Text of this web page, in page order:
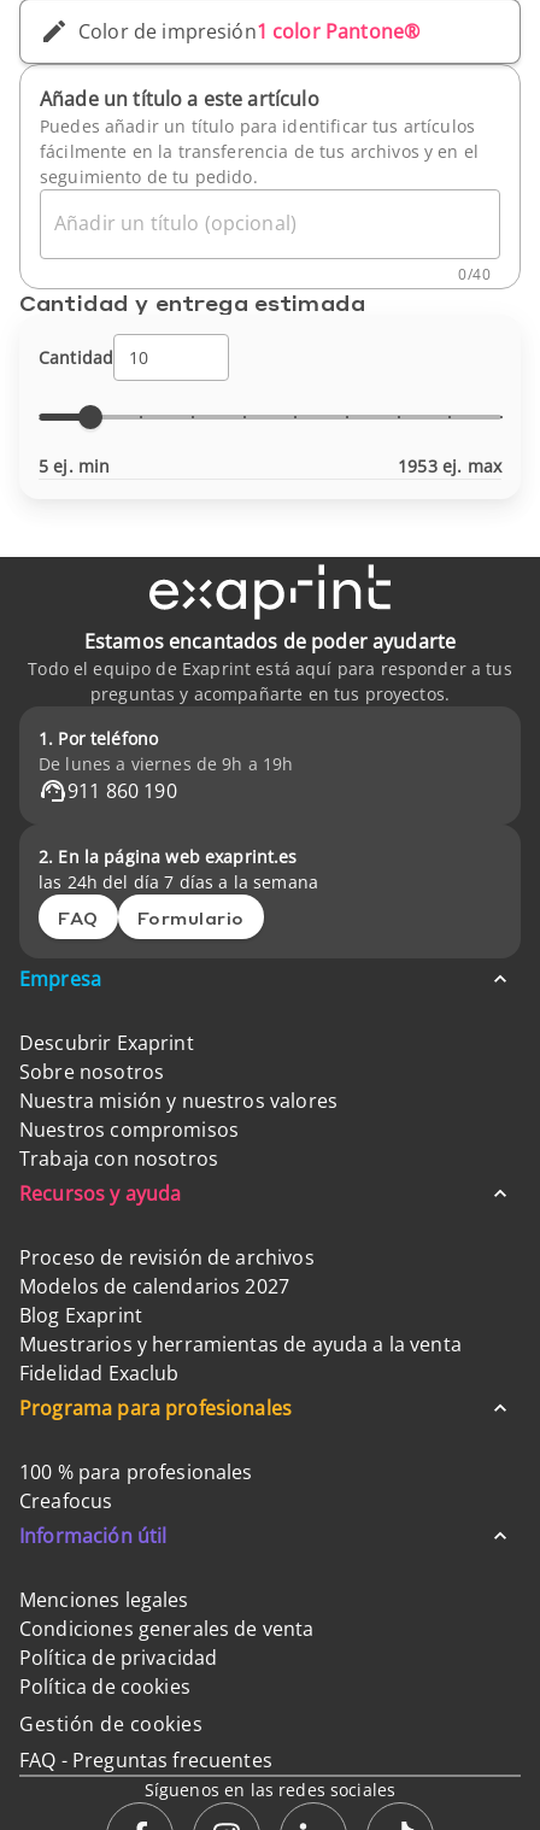
Color de impresión1 color Pantone®
Añade un título a este artículo
Puedes añadir un título para identificar tus artículos
fácilmente en la transferencia de tus archivos y en el
seguimiento de tu pedido.
Añadir un título (opcional)
0/40
Cantidad y entrega estimada
Cantidad
5 ej. min 1953 ej. max
Estamos encantados de poder ayudarte
Todo el equipo de Exaprint está aquí para responder a tus
preguntas y acompañarte en tus proyectos.
1. Por teléfono
De lunes a viernes de 9h a 19h
911 860 190
2. En la página web exaprint.es
las 24h del día 7 días a la semana
FAQ Formulario
Empresa
Descubrir Exaprint
Sobre nosotros
Nuestra misión y nuestros valores
Nuestros compromisos
Trabaja con nosotros
Recursos y ayuda
Proceso de revisión de archivos
Modelos de calendarios 2027
Blog Exaprint
Muestrarios y herramientas de ayuda a la venta
Fidelidad Exaclub
Programa para profesionales
100 % para profesionales
Creafocus
Información útil
Menciones legales
Condiciones generales de venta
Política de privacidad
Política de cookies
Gestión de cookies
FAQ - Preguntas frecuentes
Síguenos en las redes sociales